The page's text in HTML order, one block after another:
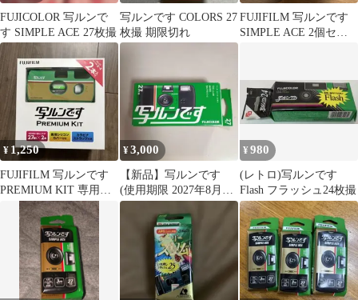
FUJICOLOR 写ルンで
す SIMPLE ACE 27枚撮
写ルンです COLORS 27
枚撮 期限切れ
FUJIFILM 写ルンです
SIMPLE ACE 2個セッ
¥ 1,250
FUJIFILM 写ルンです
PREMIUM KIT 専用シ
リコンカバー
¥3,000
【新品】写ルンです
(使用期限 2027年8月ま
で)
¥980
(レトロ)写ルンです
Flash フラッシュ24枚撮